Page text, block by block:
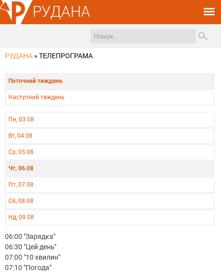
РУДАНА
РУДАНА » ТЕЛЕПРОГРАМА
Поточний тиждень
Наступний тиждень
Пн, 03.08
Вт, 04.08
Ср, 05.08
Чт, 06.08
Пт, 07.08
Сб, 08.08
Нд, 09.08
06:00 "Зарядка"
06:30 "Цей день"
07:00 "10 хвилин"
07:10 "Погода"